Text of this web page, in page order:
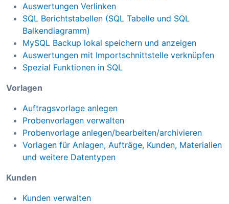
Auswertungen Verlinken
SQL Berichtstabellen (SQL Tabelle und SQL
Balkendiagramm)
MySQL Backup lokal speichern und anzeigen
Auswertungen mit Importschnittstelle verknüpfen
Spezial Funktionen in SQL
Vorlagen
Auftragsvorlage anlegen
Probenvorlagen verwalten
Probenvorlage anlegen/bearbeiten/archivieren
Vorlagen für Anlagen, Aufträge, Kunden, Materialien
und weitere Datentypen
Kunden
Kunden verwalten